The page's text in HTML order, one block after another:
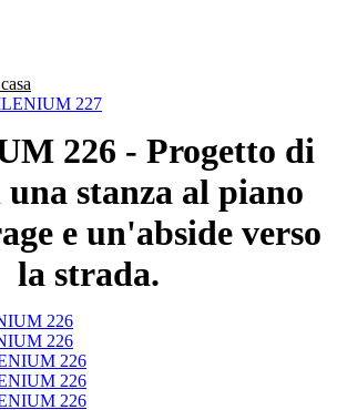
227
226 - Progetto di
una stanza al piano
e un'abside verso
la strada.